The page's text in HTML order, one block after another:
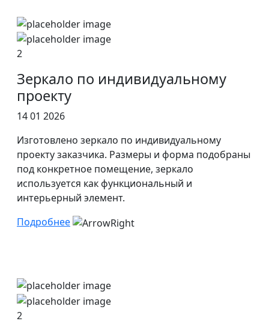
2
Зеркало по индивидуальному
проекту
14 01 2026
Изготовлено зеркало по индивидуальному
проекту заказчика. Размеры и форма подобраны
под конкретное помещение, зеркало
используется как функциональный и
интерьерный элемент.
Подробнее
2